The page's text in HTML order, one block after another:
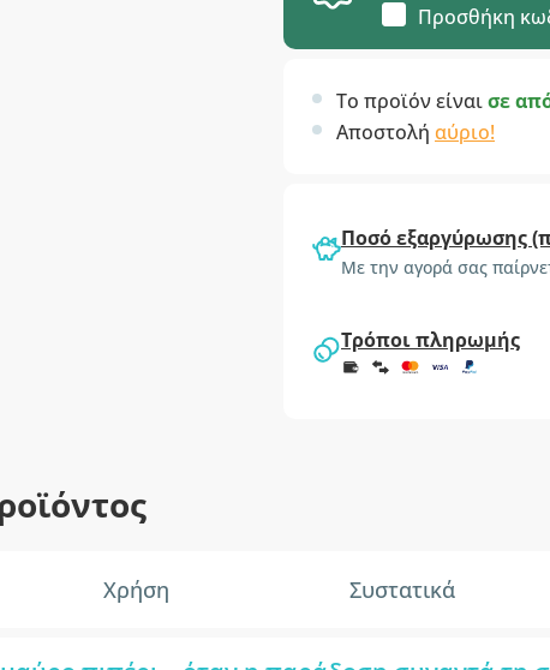
Προσθήκη
Το προϊόν είναισε
Αποστολή αύριο!
Ποσό εξαργύρωσης
Με την αγορά σας
Τρόποι πληρωμής
Χρήση Συστατικά